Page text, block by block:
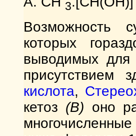
3
Возможность
которых
выводимых
присутствием
кислота,
кетоз (В) оно